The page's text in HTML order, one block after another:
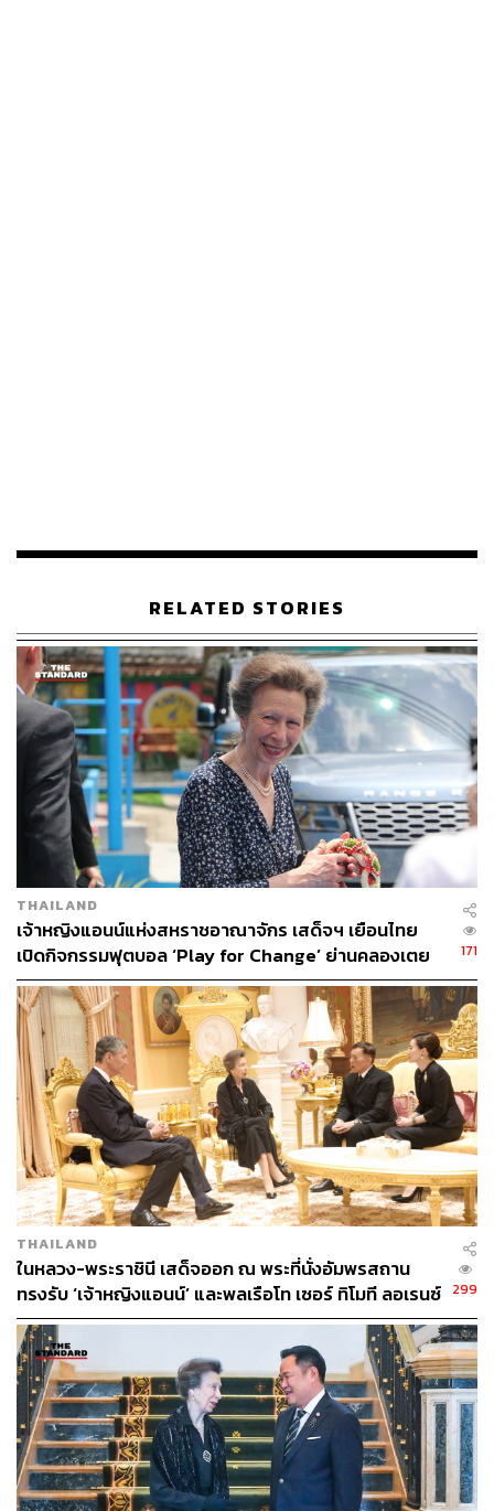
ตำแหน่งเจ้าหญิงของตนไว้ โดยที่แอนดรูว์ก็จะยังคงอยู่ใน
ลำดับที่ 8 ของการสืบราชบัลลังก์อังกฤษต่อไป
แฟ้มภาพ:Steve Parsons – WPA Pool / Getty Images
อ้างอิง:
https://www.bbc.com/news/articles/cr7m4yjkp74o
https://news.sky.com/story/prince-andrew-to-leave-ro
yal-lodge-as-king-begins-process-to-remove-his-title
s-13460931
https://www.theguardian.com/uk-news/2025/oct/30/pr
ince-andrew-leave-royal-lodge-windsor
https://edition.cnn.com/2025/10/30/europe/prince-an
drew-title-and-honors-remove-latam-intl
TAGS: UK Prince Andrew ราชวงศ์อังกฤษ
562
ABOUT THE AUTHOR
ณรงค์กร มโนจันทร์เพ็ญ
Content Creator กองบรรณาธิการข่าว THE
STANDARD
RELATED STORIES
THAILAND
เจ้าหญิงแอนน์แห่งสหราชอาณาจักร เสด็จฯ เยือนไทย
เปิดกิจกรรมฟุตบอล ‘Play for Change’ ย่านคลองเตย
171
THAILAND
ในหลวง-พระราชินี เสด็จออก ณ พระที่นั่งอัมพรสถาน
ทรงรับ ‘เจ้าหญิงแอนน์’ และพลเรือโท เซอร์ ทิโมที ลอเรนซ์
ในโอกาสเสด็จเยือนไทย
299